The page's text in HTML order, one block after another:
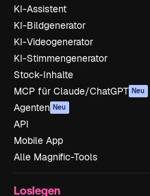
KI-Assistent
KI-Bildgenerator
KI-Videogenerator
KI-Stimmengenerator
Stock-Inhalte
MCP für Claude/ChatGPT Neu
Agenten Neu
API
Mobile App
Alle Magnific-Tools
Loslegen